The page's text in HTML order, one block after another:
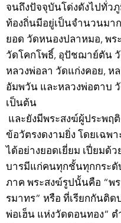
จนถึงปัจจุบันโด่งดังไปทั่ว
ท้องถิ่นมีอยู่เป็นจำนวนมา
ยอด วัดหนองปลาหมอ, พ
วัดโคกโพธิ์, อุปัชฌาย์ตัน วั
หลวงพ่อลา วัดแก่งคอย, ห
อัมพวัน และหลวงพ่อตาบ
เป็นต้น
และยังมีพระสงฆ์ผู้ประพฤ
ข้อวัตรงดงามยิ่ง โดยเฉพา
ได้อย่างยอดเยี่ยม เปี่ยมด้
บารมีแก่คนทุกชั้นทุกกระดั
ภาค พระสงฆ์รูปนั้นคือ “พ
รมาทร” หรือ ที่เรียกกันติด
พ่อเฮ็น แห่งวัดดอนทอง” ต